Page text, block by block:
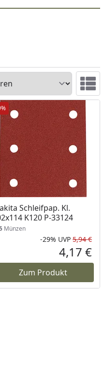
Preis
Schleifpap. Kl.
K120 P-33124
Münzen
-29% UVP 5,94 €
4,17 €
Zum Produkt